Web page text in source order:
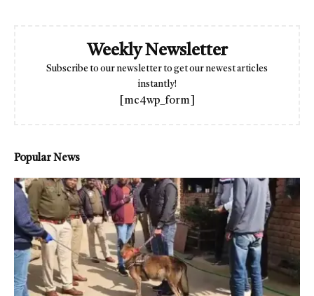
Weekly Newsletter
Subscribe to our newsletter to get our newest articles
instantly!
[mc4wp_form]
Popular News